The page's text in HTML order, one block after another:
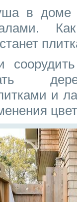
в доме
и